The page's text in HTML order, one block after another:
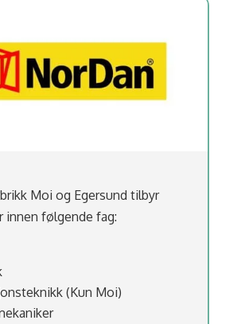
Moi og Egersund tilbyr
innen følgende fag:
(Kun Moi)